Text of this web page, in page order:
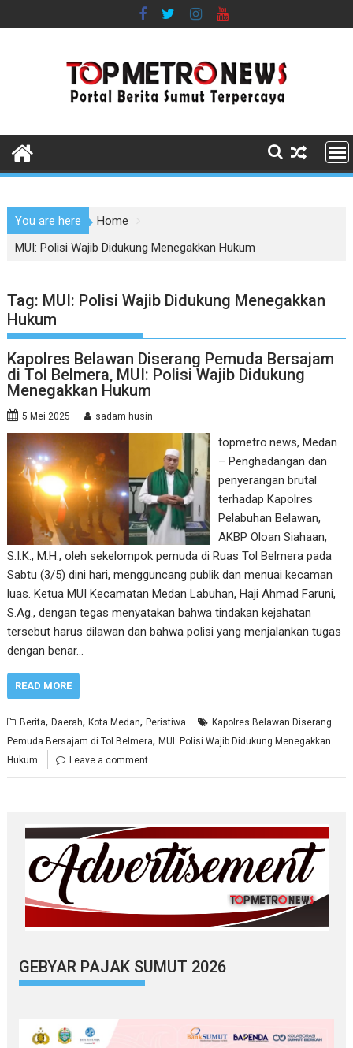
to
You are here
Home
MUI: Polisi Wajib Didukung Menegakkan Hukum
Tag: MUI: Polisi Wajib Didukung Menegakkan
Hukum
Kapolres Belawan Diserang Pemuda Bersajam
di Tol Belmera, MUI: Polisi Wajib Didukung
Menegakkan Hukum
5 Mei 2025 sadam husin
topmetro.news, Medan
– Penghadangan dan
penyerangan brutal
terhadap Kapolres
Pelabuhan Belawan,
AKBP Oloan Siahaan,
S.I.K., M.H., oleh sekelompok pemuda di Ruas Tol Belmera pada
Sabtu (3/5) dini hari, mengguncang publik dan menuai kecaman
luas. Ketua MUI Kecamatan Medan Labuhan, Haji Ahmad Faruni,
S.Ag., dengan tegas menyatakan bahwa tindakan kejahatan
tersebut harus dilawan dan bahwa polisi yang menjalankan tugas
dengan benar…
READ MORE
Berita,Daerah,Kota Medan,Peristiwa
Kapolres Belawan Diserang
Pemuda Bersajam di Tol Belmera,MUI: Polisi Wajib Didukung Menegakkan
Hukum
Leave a comment
GEBYAR PAJAK SUMUT 2026